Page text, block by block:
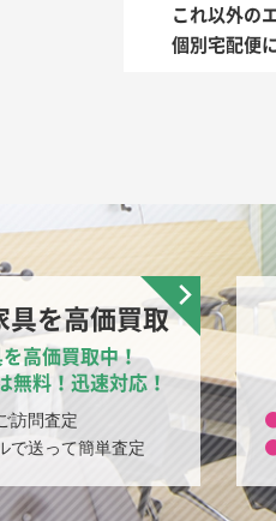
これ以外の
個別宅配便
具を高価買取
高価買取中！
無料！迅速対応！
訪問査定
で送って簡単査定